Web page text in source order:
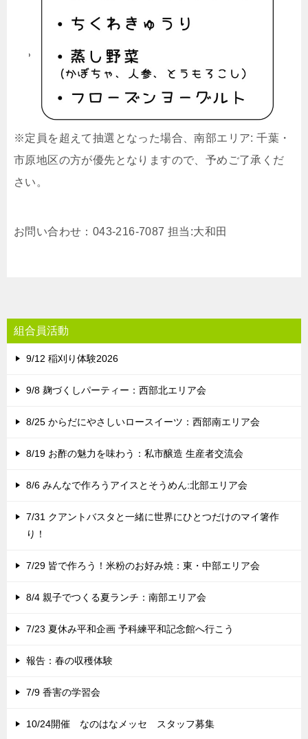
※定員を超えて抽選となった場合、南部エリア: 千葉・
市原地区の方が優先となりますので、予めご了承くだ
さい。
お問い合わせ：043-216-7087 担当:大和田
組合員活動
9/12 稲刈り体験2026
9/8 麹づくしパーティー：西部北エリア会
8/25 からだにやさしいロースイーツ：西部南エリア会
8/19 お酢の魅力を味わう：私市醸造 生産者交流会
8/6 みんなで作ろうアイスとそうめん:北部エリア会
7/31 クアントバスタと一緒に世界にひとつだけのマイ箸作
り！
7/29 皆で作ろう！米粉のお好み焼：東・中部エリア会
8/4 親子でつくる夏ランチ：南部エリア会
7/23 夏休み平和企画 予科練平和記念館へ行こう
報告：春の収穫体験
7/9 香害の学習会
10/24開催 なのはなメッセ スタッフ募集